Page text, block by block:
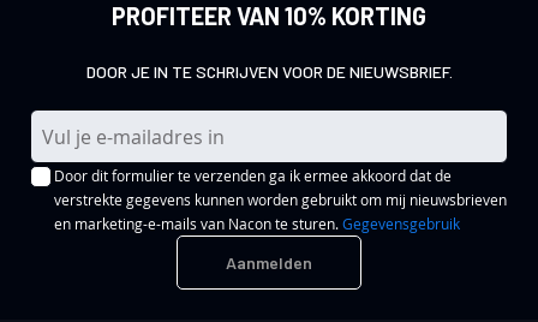
PROFITEER VAN 10% KORTING
DOOR JE IN TE SCHRIJVEN VOOR DE NIEUWSBRIEF.
A
b
o
Door dit formulier te verzenden ga ik ermee akkoord dat de
verstrekte gegevens kunnen worden gebruikt om mij nieuwsbrieven
en marketing-e-mails van Nacon te sturen.Gegevensgebruik
Aanmelden